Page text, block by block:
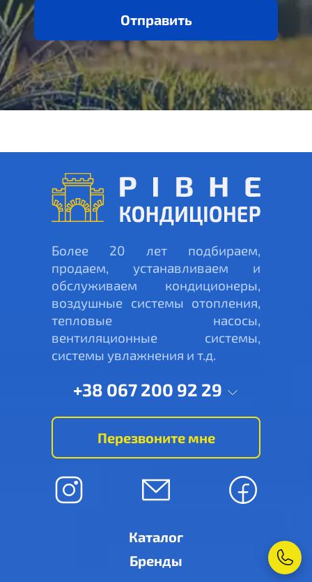
Отправить
Более 20 лет подбираем,
продаем, устанавливаем и
обслуживаем кондиционеры,
воздушные системы отопления,
тепловые насосы,
вентиляционные системы,
системы увлажнения и т.д.
+38 067 200 92 29
Перезвоните мне
Каталог
Бренды